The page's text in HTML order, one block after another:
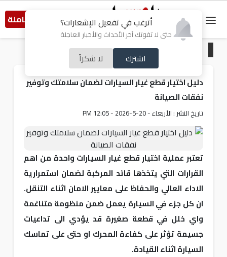
أترغب في تفعيل الإشعارات؟
حتى لا تفوتك آخر الأحداث والأخبار العاجلة
اشترك لا شكراً
النسخة الكاملة
منوعات
دليل اختيار قطع غيار السيارات لضمان سلامتك وتوفير
نفقات الصيانة
تاريخ النشر : الأربعاء - 20-5-2026 - 12:05 PM
تعتبر عملية اختيار قطع غيار السيارات واحدة من اهم
القرارات التي يتخذها قائد المركبة لضمان استمرارية
الاداء العالي والحفاظ على معايير الامان اثناء التنقل.
ان كل جزء في السيارة يعمل ضمن منظومة متناغمة
واي خلل في قطعة صغيرة قد يؤدي الى تداعيات
جسيمة تؤثر على كفاءة المحرك او حتى على تماسك
السيارة اثناء القيادة.